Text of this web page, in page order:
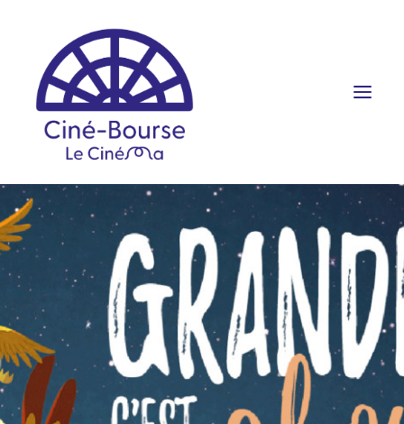
FILMS ET HORAIRES
ÉVÉNEMENTS
PRATIQUE
RÉSERVATION
PROGRAMME